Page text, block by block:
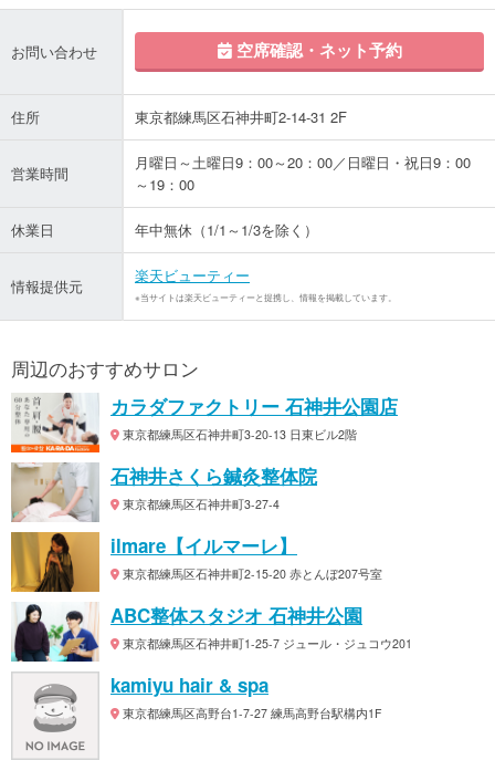
お問い合わせ 空席確認・ネット予約
住所 東京都練馬区石神井町2-14-31 2F
営業時間
月曜日～土曜日9：00～20：00／日曜日・祝日9：00
～19：00
休業日 年中無休（1/1～1/3を除く）
情報提供元
楽天ビューティー
※当サイトは楽天ビューティーと提携し、情報を掲載しています。
周辺のおすすめサロン
カラダファクトリー 石神井公園店
東京都練馬区石神井町3-20-13 日東ビル2階
石神井さくら鍼灸整体院
東京都練馬区石神井町3-27-4
ilmare【イルマーレ】
東京都練馬区石神井町2-15-20 赤とんぼ207号室
ABC整体スタジオ 石神井公園
東京都練馬区石神井町1-25-7 ジュール・ジュコウ201
kamiyu hair & spa
東京都練馬区高野台1-7-27 練馬高野台駅構内1F